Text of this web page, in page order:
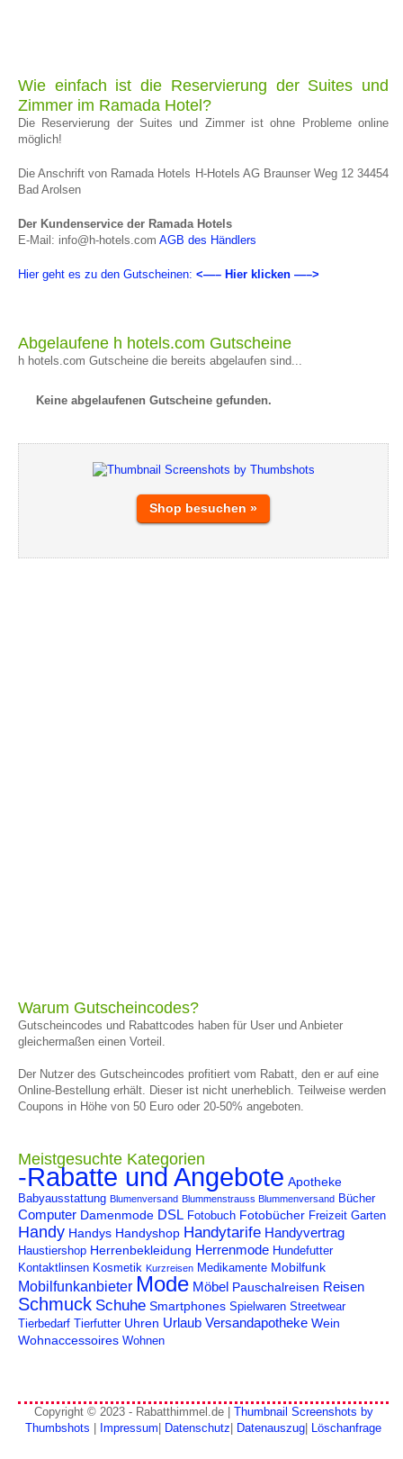
Wie einfach ist die Reservierung der Suites und
Zimmer im Ramada Hotel?
Die Reservierung der Suites und Zimmer ist ohne Probleme online
möglich!
Die Anschrift von Ramada Hotels H-Hotels AG Braunser Weg 12 34454
Bad Arolsen
Der Kundenservice der Ramada Hotels
E-Mail: info@h-hotels.com AGB des Händlers
Hier geht es zu den Gutscheinen: <—– Hier klicken —–>
Abgelaufene h hotels.com Gutscheine
h hotels.com Gutscheine die bereits abgelaufen sind...
Keine abgelaufenen Gutscheine gefunden.
Shop besuchen »
Warum Gutscheincodes?
Gutscheincodes und Rabattcodes haben für User und Anbieter
gleichermaßen einen Vorteil.
Der Nutzer des Gutscheincodes profitiert vom Rabatt, den er auf eine
Online-Bestellung erhält. Dieser ist nicht unerheblich. Teilweise werden
Coupons in Höhe von 50 Euro oder 20-50% angeboten.
Meistgesuchte Kategorien
-Rabatte und Angebote Apotheke
Babyausstattung Blumenversand Blummenstrauss Blummenversand Bücher
Computer Damenmode DSL Fotobuch Fotobücher Freizeit Garten
Handy Handys Handyshop Handytarife Handyvertrag
Haustiershop Herrenbekleidung Herrenmode Hundefutter
Kontaktlinsen Kosmetik Kurzreisen Medikamente Mobilfunk
Mobilfunkanbieter Mode Möbel Pauschalreisen Reisen
Schmuck Schuhe Smartphones Spielwaren Streetwear
Tierbedarf
Tierfutter Uhren Urlaub Versandapotheke Wein
Wohnaccessoires Wohnen
Copyright © 2023 - Rabatthimmel.de | Thumbnail Screenshots by
Thumbshots
Impressum Datenschutz Datenauszug Löschanfrage